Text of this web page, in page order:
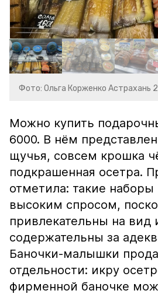
Фото: Ольга Корженко Астрахань
Можно купить
6000. В нём
щучья, совсем крошка
подкрашенная осетра.
отметила: такие наборы
высоким спросом,
привлекательны на вид
содержательны за
Баночки-малышки
отдельности: икру
фирменной баночке